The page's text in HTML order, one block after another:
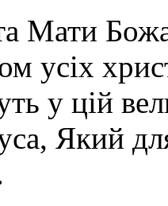
Мати
усіх
у цій
Який